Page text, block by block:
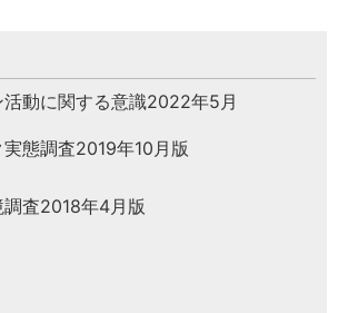
動に関する意識2022年5月
態調査2019年10月版
査2018年4月版